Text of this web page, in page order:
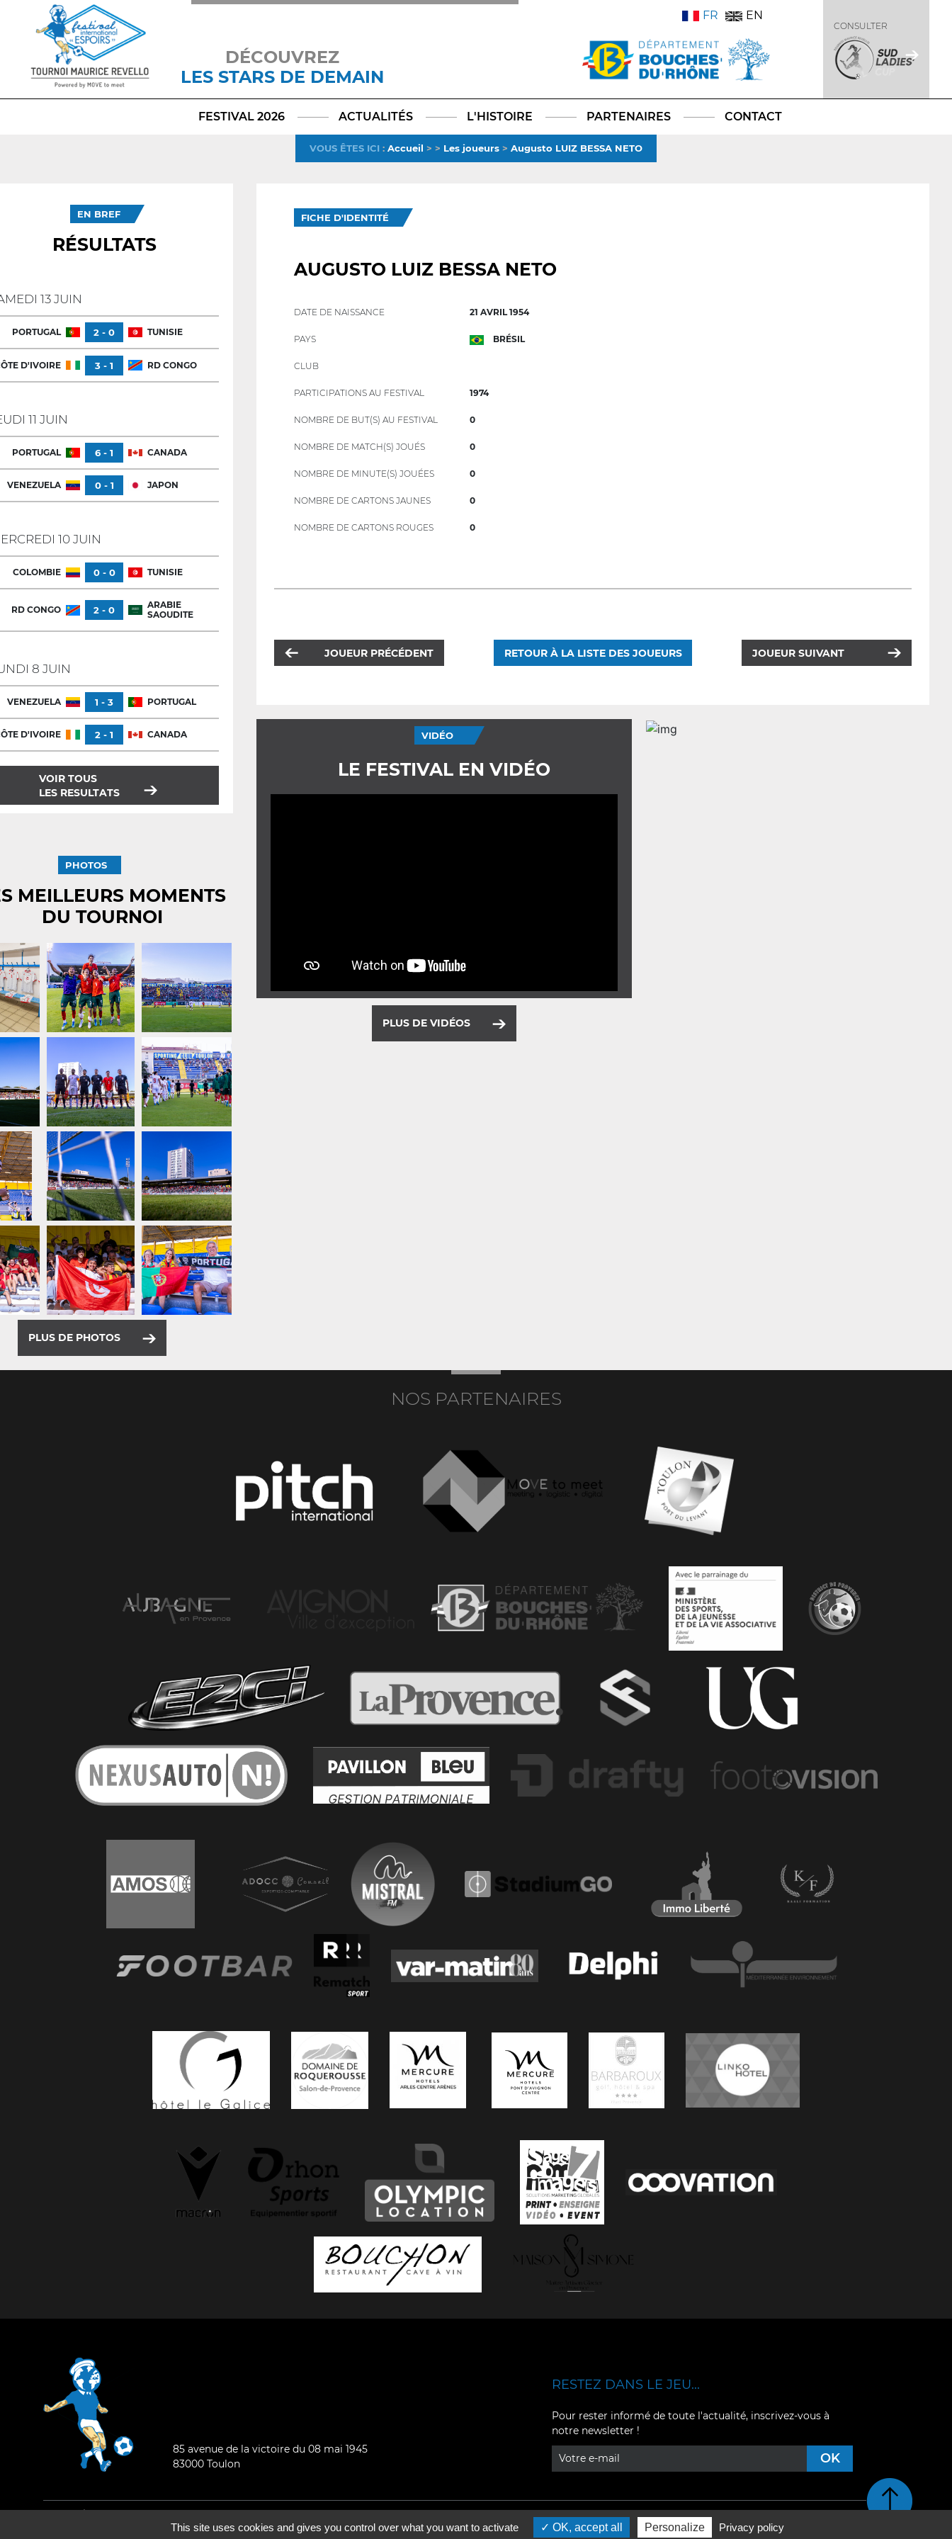
DÉCOUVREZ
LES STARS DE DEMAIN
TikTokLinkedIn
X
FR EN
CONSULTER
FESTIVAL 2026 ACTUALITÉS L'HISTOIRE PARTENAIRES CONTACT
VOUS ÊTES ICI : Accueil > > Les joueurs > Augusto LUIZ BESSA NETO
EN BREF
RÉSULTATS
13 JUIN
PORTUGAL 2 - 0 TUNISIE
D'IVOIRE 3 - 1 RD CONGO
11 JUIN
PORTUGAL 6 - 1 CANADA
VENEZUELA 0 - 1 JAPON
10 JUIN
COLOMBIE 0 - 0 TUNISIE
RD CONGO 2 - 0
ARABIE
SAOUDITE
8 JUIN
VENEZUELA 1 - 3 PORTUGAL
D'IVOIRE 2 - 1 CANADA
VOIR TOUS
LES RESULTATS
PHOTOS
MEILLEURS MOMENTS
DU TOURNOI
PLUS DE PHOTOS
FICHE D'IDENTITÉ
AUGUSTO LUIZ BESSA NETO
DATE DE NAISSANCE 21 AVRIL 1954
PAYS BRÉSIL
CLUB
PARTICIPATIONS AU FESTIVAL 1974
NOMBRE DE BUT(S) AU FESTIVAL 0
NOMBRE DE MATCH(S) JOUÉS 0
NOMBRE DE MINUTE(S) JOUÉES 0
NOMBRE DE CARTONS JAUNES 0
NOMBRE DE CARTONS ROUGES 0
JOUEUR PRÉCÉDENT RETOUR À LA LISTE DES JOUEURS JOUEUR SUIVANT
VIDÉO
LE FESTIVAL EN VIDÉO
PLUS DE VIDÉOS
NOS PARTENAIRES
85 avenue de la victoire du 08 mai 1945
83000 Toulon
YouTube
RESTEZ DANS LE JEU...
Pour rester informé de toute l'actualité, inscrivez-vous à
notre newsletter !
Mentions légales-Qui sommes-nous ?
©2026 - Tous droits réservés - Conception :epartenair e
Retour en haut de page
This site uses cookies and gives you control over what you want to activate OK, accept all Personalize Privacy policy